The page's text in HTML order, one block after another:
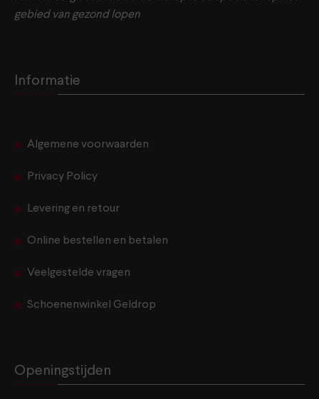
gebied van gezond lopen
Informatie
Algemene voorwaarden
Privacy Policy
Levering en retour
Online bestellen en betalen
Veelgestelde vragen
Schoenenwinkel Geldrop
Openingstijden